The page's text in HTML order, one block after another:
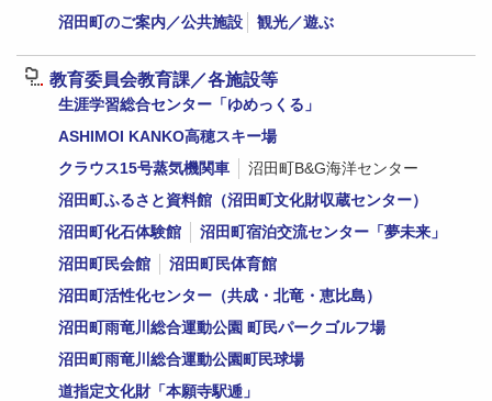
沼田町のご案内／公共施設
観光／遊ぶ
教育委員会教育課／各施設等
生涯学習総合センター「ゆめっくる」
ASHIMOI KANKO高穂スキー場
クラウス15号蒸気機関車
沼田町B&G海洋センター
沼田町ふるさと資料館（沼田町文化財収蔵センター）
沼田町化石体験館
沼田町宿泊交流センター「夢未来」
沼田町民会館
沼田町民体育館
沼田町活性化センター（共成・北竜・恵比島）
沼田町雨竜川総合運動公園 町民パークゴルフ場
沼田町雨竜川総合運動公園町民球場
道指定文化財「本願寺駅逓」